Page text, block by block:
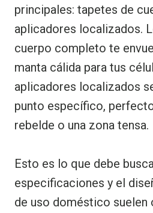
principales: tapetes de
aplicadores localizados.
cuerpo completo te
manta cálida para tus
aplicadores localizados
punto específico,
rebelde o una zona tensa.
Esto es lo que debe
especificaciones y el
de uso doméstico suelen